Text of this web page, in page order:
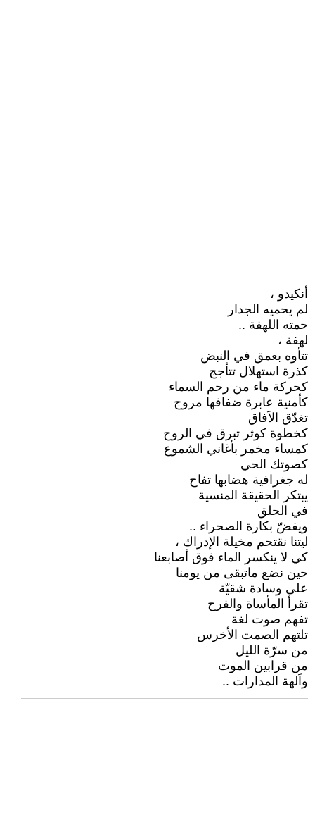
أنكيدو ،
لم يحميه الجدار
حمته اللهفة ..
لهفة ،
تتأوه بعمق في النبض
كذرة استهلال تتأجج
كحركة ماء من رحم السماء
كأمنية عابرة ضفافها مروج
تغدّق الاَفاق
كخطوة كوثر تبرق في الروح
كمساء مخمر بأغاني الشموع
كصوتك الحي
له جغرافية هضابها تفاح
يبتكر الحقيقة المنسية
في الحلق
ويفضّ بكارة الصحراء ..
ليتنا نقتحم مخيلة الإدراك ،
كي لا ينكسر الماء فوق أصابعنا
حين نضع ماتبقى من يومنا
على وسادة شقيّة
تقرأ المأساة والفرح
تفهم صوت لغة
تلتهم الصمت الأخرس
من سرّة الليل
من قرابين الموت
واَلهة المدارات ..